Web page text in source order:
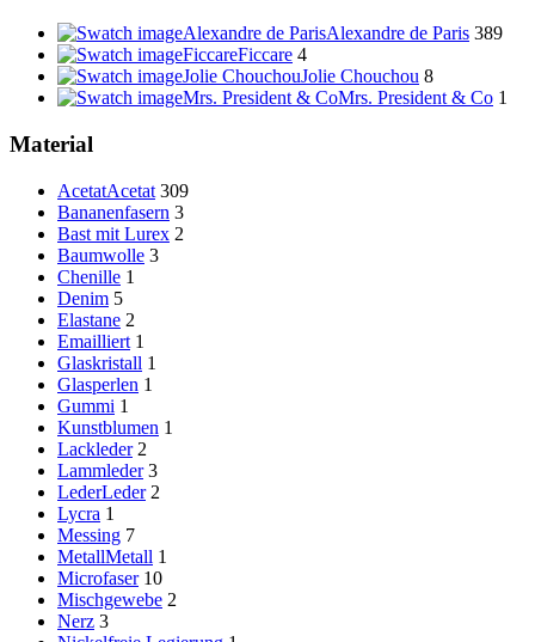
Alexandre de ParisAlexandre de Paris 389
FiccareFiccare 4
Jolie ChouchouJolie Chouchou 8
Mrs. President & CoMrs. President & Co 1
Material
AcetatAcetat 309
Bananenfasern 3
Bast mit Lurex 2
Baumwolle 3
Chenille 1
Denim 5
Elastane 2
Emailliert 1
Glaskristall 1
Glasperlen 1
Gummi 1
Kunstblumen 1
Lackleder 2
Lammleder 3
LederLeder 2
Lycra 1
Messing 7
MetallMetall 1
Microfaser 10
Mischgewebe 2
Nerz 3